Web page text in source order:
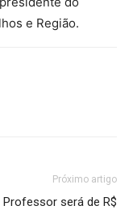
e Região.
Próximo artigo
será de R$